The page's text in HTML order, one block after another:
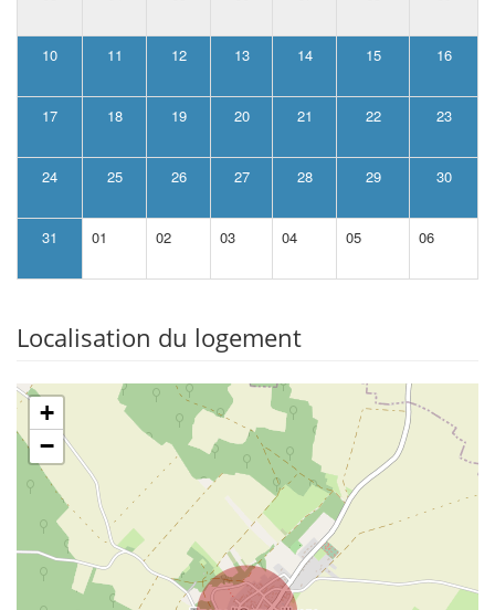
10 11 12 13 14 15 16
17 18 19 20 21 22 23
24 25 26 27 28 29 30
31 01 02 03 04 05 06
Localisation du logement
+
−